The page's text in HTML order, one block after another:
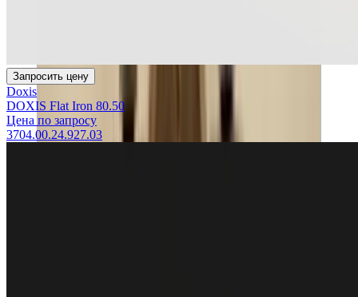
Запросить цену
Doxis
DOXIS Flat Iron 80.50
Цена по запросу
3704.00.24.927.03